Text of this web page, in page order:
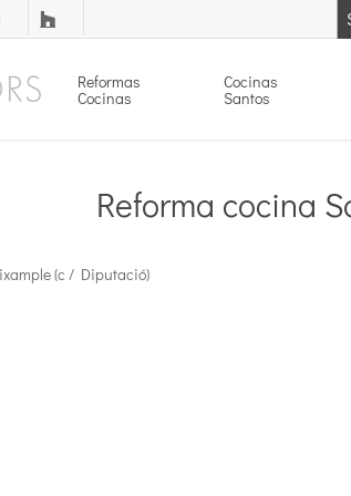
houzz
Reformas
Cocinas
Cocinas
Santos
Reforma cocina
(c / Diputació)